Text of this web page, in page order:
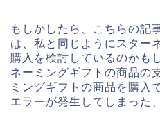
もしかしたら、こちらの記
は、私と同じようにスター
購入を検討しているのかも
ネーミングギフトの商品の
ミングギフトの商品を購入
エラーが発生してしまった